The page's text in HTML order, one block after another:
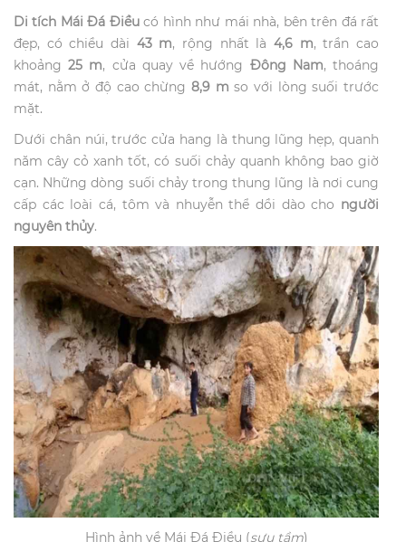
Di tích Mái Đá Điềucó hình như mái nhà, bên trên đá rất
đẹp, có chiều dài 43 m, rộng nhất là4,6 m, trần cao
khoảng25 m, cửa quay về hướng Đông Nam, thoáng
mát, nằm ở độ cao chừng 8,9 m so với lòng suối trước
mặt.
Dưới chân núi, trước cửa hang là thung lũng hẹp, quanh
năm cây cỏ xanh tốt, có suối chảy quanh không bao giờ
cạn. Những dòng suối chảy trong thung lũng là nơi cung
cấp các loài cá, tôm và nhuyễn thể dồi dào cho người
nguyên thủy.
Hình ảnh về Mái Đá Điều (sưu tầm)